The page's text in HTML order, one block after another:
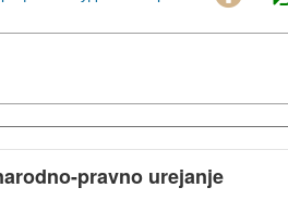
pravno urejanje